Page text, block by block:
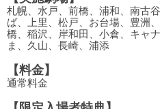
札幌、水戸、前橋、浦和、南古
ば、上里、松戸、お台場、豊洲
橋、稲沢、岸和田、小倉、キャ
ま、久山、長崎、浦添
【料金】
通常料金